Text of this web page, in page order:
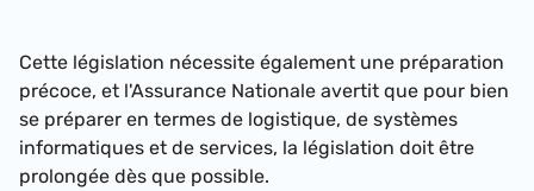
Cette législation nécessite également une préparation
précoce, et l'Assurance Nationale avertit que pour bien
se préparer en termes de logistique, de systèmes
informatiques et de services, la législation doit être
prolongée dès que possible.